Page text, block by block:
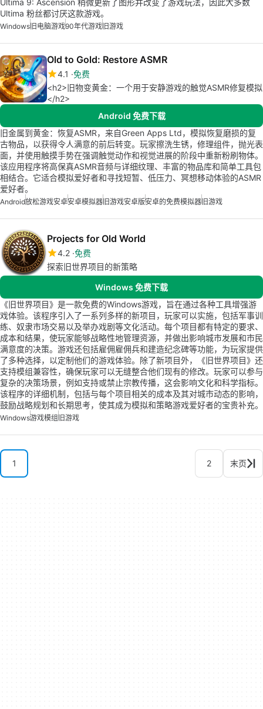
Ultima 9: Ascension 稍微更新了图形并改变了游戏玩法，因此大多数
Ultima 粉丝都讨厌这款游戏。
Windows旧电脑游戏90年代游戏旧游戏
Old to Gold: Restore ASMR
4.1 免费
<h2>旧物变黄金：一个用于安静游戏的触觉ASMR修复模拟
</h2>
Android 免费下载
旧金属到黄金：恢复ASMR，来自Green Apps Ltd，模拟恢复磨损的复
古物品，以获得令人满意的前后转变。玩家擦洗生锈，修理组件，抛光表
面，并使用触摸手势在强调触觉动作和视觉进展的阶段中重新粉刷物体。
该应用程序将高保真ASMR音频与详细纹理、丰富的物品库和简单工具包
相结合。它适合模拟爱好者和寻找短暂、低压力、冥想移动体验的ASMR
爱好者。
Android放松游戏安卓安卓模拟器旧游戏安卓版安卓的免费模拟器旧游戏
Projects for Old World
4.2 免费
探索旧世界项目的新策略
Windows 免费下载
《旧世界项目》是一款免费的Windows游戏，旨在通过各种工具增强游
戏体验。该程序引入了一系列多样的新项目，玩家可以实施，包括军事训
练、奴隶市场交易以及举办戏剧等文化活动。每个项目都有特定的要求、
成本和结果，使玩家能够战略性地管理资源，并做出影响城市发展和市民
满意度的决策。游戏还包括雇佣雇佣兵和建造纪念碑等功能，为玩家提供
了多种选择，以定制他们的游戏体验。除了新项目外，《旧世界项目》还
支持模组兼容性，确保玩家可以无缝整合他们现有的修改。玩家可以参与
复杂的决策场景，例如支持或禁止宗教传播，这会影响文化和科学指标。
该程序的详细机制，包括与每个项目相关的成本及其对城市动态的影响，
鼓励战略规划和长期思考，使其成为模拟和策略游戏爱好者的宝贵补充。
Windows游戏模组旧游戏
1 2 末页